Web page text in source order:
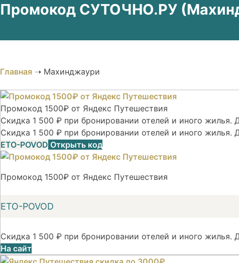
Промокод СУТОЧНО.РУ
Главная ➝ Махинджаури
Промокод 1500₽ от Яндекс Путешествия
Скидка 1 500 ₽ при бронировании отелей и иного жилья.
Скидка 1 500 ₽ при бронировании отелей и иного жилья.
ETO-POVOD Открыть код
Промокод 1500₽ от Яндекс Путешествия
ETO-POVOD
Скидка 1 500 ₽ при бронировании отелей и иного жилья.
На сайт